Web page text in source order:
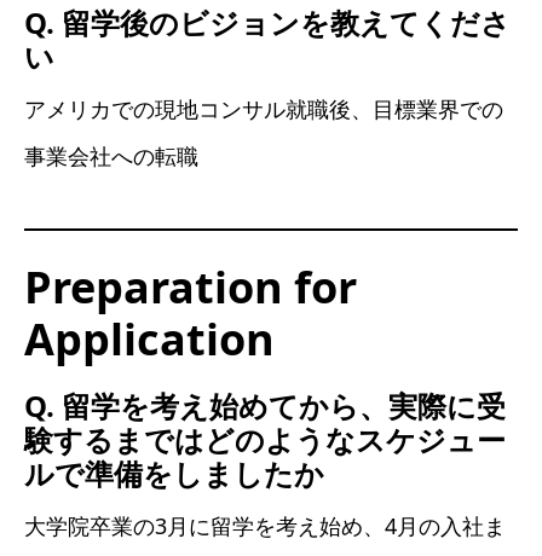
Q. 留学後のビジョンを教えてくださ
い
アメリカでの現地コンサル就職後、目標業界での
事業会社への転職
Preparation for
Application
Q. 留学を考え始めてから、実際に受
験するまではどのようなスケジュー
ルで準備をしましたか
大学院卒業の3月に留学を考え始め、4月の入社ま